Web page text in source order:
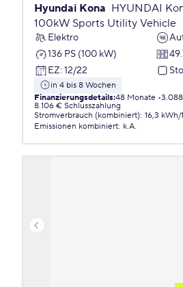
Hyundai Kona HYUNDAI
100kW Sports Utility Vehicle
Elektro
136 PS (100 kW)
EZ: 12/22
in 4 bis 8 Wochen
Finanzierungsdetails:48 Monate
8.106 € Schlusszahlung
Stromverbrauch (kombiniert): 16,3
Emissionen kombiniert: k.A.